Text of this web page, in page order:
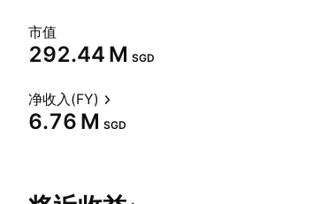
市值
‪292.44 M‬ SGD
净收入(FY)
‪6.76 M‬ SGD